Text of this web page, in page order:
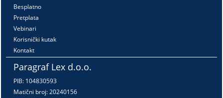
Besplatno
Pretplata
Vebinari
Korisnički kutak
Kontakt
Paragraf Lex d.o.o.
PIB: 104830593
Matični broj: 20240156